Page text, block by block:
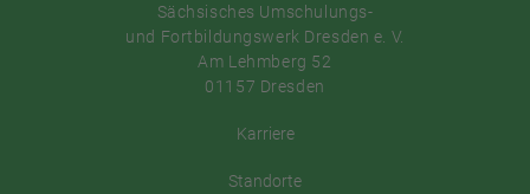
Sächsisches Umschulungs-
und Fortbildungswerk Dresden e. V.
Am Lehmberg 52
01157 Dresden
Karriere
Standorte